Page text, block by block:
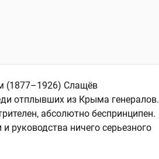
(1877–1926) Слащёв
отплывших из Крыма генералов.
абсолютно беспринципен.
ничего серьезного